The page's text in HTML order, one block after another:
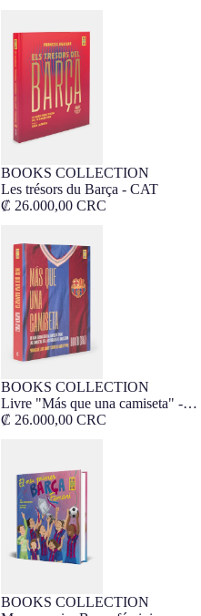
BOOKS COLLECTION
Les trésors du Barça - CAT
₡ 26.000,00 CRC
Espagnol
BOOKS COLLECTION
Livre "Más que una camiseta" -
Espagnol
₡ 26.000,00 CRC
BOOKS COLLECTION